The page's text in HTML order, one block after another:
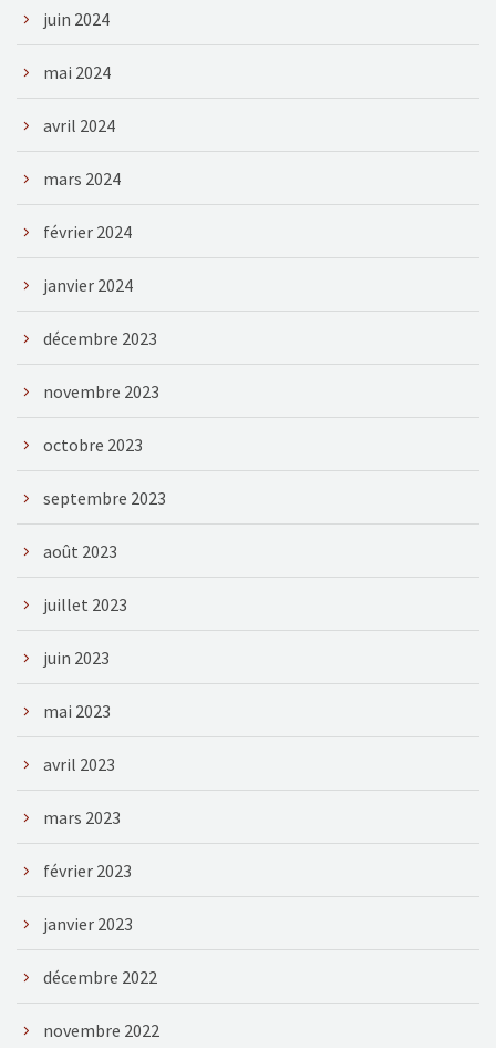
juin 2024
mai 2024
avril 2024
mars 2024
février 2024
janvier 2024
décembre 2023
novembre 2023
octobre 2023
septembre 2023
août 2023
juillet 2023
juin 2023
mai 2023
avril 2023
mars 2023
février 2023
janvier 2023
décembre 2022
novembre 2022